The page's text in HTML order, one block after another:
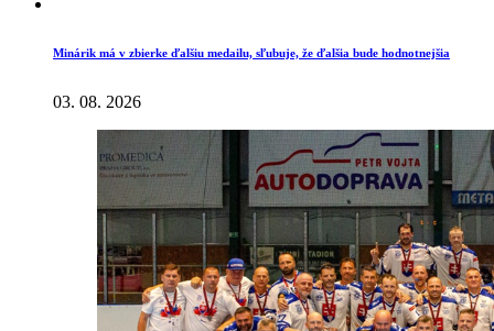
Minárik má v zbierke ďalšiu medailu, sľubuje, že ďalšia bude hodnotnejšia
03. 08. 2026